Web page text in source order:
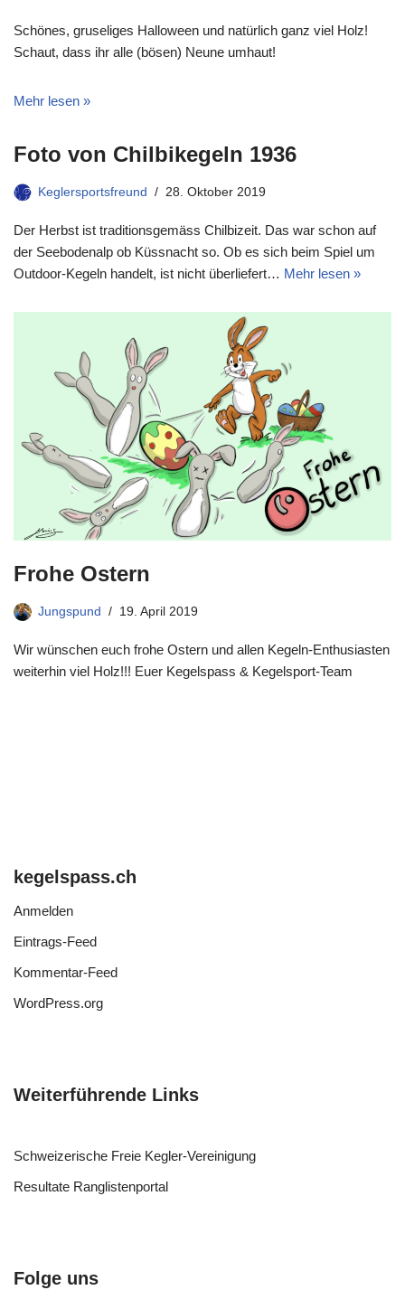
Schönes, gruseliges Halloween und natürlich ganz viel Holz!
Schaut, dass ihr alle (bösen) Neune umhaut!
Mehr lesen »
Foto von Chilbikegeln 1936
Keglersportsfreund 28. Oktober 2019
Der Herbst ist traditionsgemäss Chilbizeit. Das war schon auf
der Seebodenalp ob Küssnacht so. Ob es sich beim Spiel um
Outdoor-Kegeln handelt, ist nicht überliefert… Mehr lesen »
Frohe Ostern
Jungspund 19. April 2019
Wir wünschen euch frohe Ostern und allen Kegeln-Enthusiasten
weiterhin viel Holz!!! Euer Kegelspass & Kegelsport-Team
kegelspass.ch
Anmelden
Eintrags-Feed
Kommentar-Feed
WordPress.org
Weiterführende Links
Schweizerische Freie Kegler-Vereinigung
Resultate Ranglistenportal
Folge uns